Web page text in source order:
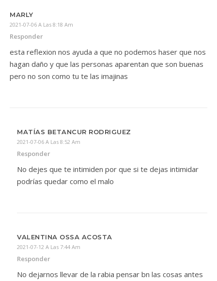
MARLY
2021-07-06 A Las 8:18 Am
Responder
esta reflexion nos ayuda a que no podemos haser que nos
hagan daño y que las personas aparentan que son buenas
pero no son como tu te las imajinas
MATÍAS BETANCUR RODRIGUEZ
2021-07-06 A Las 8:52 Am
Responder
No dejes que te intimiden por que si te dejas intimidar
podrías quedar como el malo
VALENTINA OSSA ACOSTA
2021-07-12 A Las 7:44 Am
Responder
No dejarnos llevar de la rabia pensar bn las cosas antes